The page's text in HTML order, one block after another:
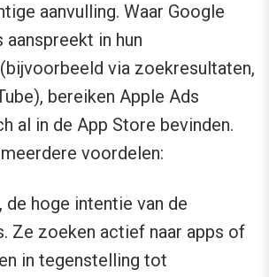
aanvulling. Waar Google
in hun
via zoekresultaten,
bereiken Apple Ads
al in de App Store bevinden.
voordelen:
de hoge intentie van de
Ze zoeken actief naar apps of
in tegenstelling tot